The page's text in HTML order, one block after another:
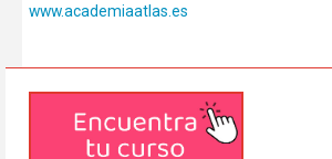
www.academiaatlas.es